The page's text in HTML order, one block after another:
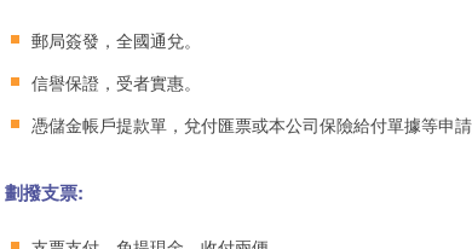
郵局簽發，全國通兌。
信譽保證，受者實惠。
憑儲金帳戶提款單，兌付匯票或本公司保險給付單據等申請
劃撥支票: